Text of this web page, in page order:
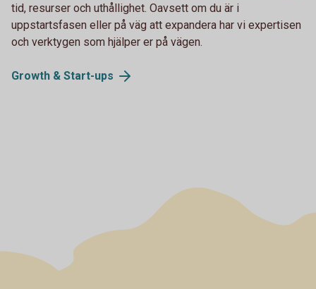
tid, resurser och uthållighet. Oavsett om du är i
uppstartsfasen eller på väg att expandera har vi expertisen
och verktygen som hjälper er på vägen.
Growth & Start-ups